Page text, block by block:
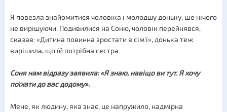
Я повезла знайомитися чоловіка і молодшу доньку, ще нічого
не вирішуючи. Подивилися на Соню, чоловік перейнявся,
сказав: «Дитина повинна зростати в сім'ї», донька теж
вирішила, що їй потрібна сестра.
Соня нам відразу заявила: «Я знаю, навіщо ви тут. Я хочу
поїхати до вас додому».
Мене, як людину, яка знає, це напружило, надмірна